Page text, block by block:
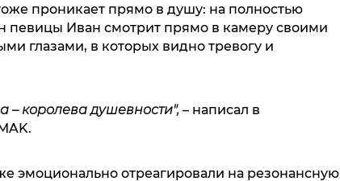
проникает прямо в душу: на полностью
певицы Иван смотрит прямо в камеру своими
глазами, в которых видно тревогу и
– королева душевности",– написал в
эмоционально отреагировали на резонансную